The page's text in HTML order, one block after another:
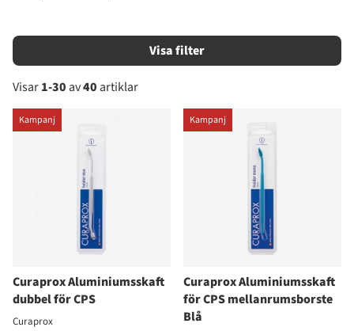
Filtrera
Visar1-30 av40 artiklar
Produkter
Kampanj
Curaprox Aluminiumsskaft
dubbel för CPS
Curaprox
Kampanj
Curaprox Aluminiumsskaft
för CPS mellanrumsborste
Blå